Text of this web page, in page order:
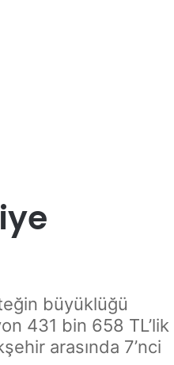
büyüklüğü
431 bin 658 TL’lik
arasında 7’nci